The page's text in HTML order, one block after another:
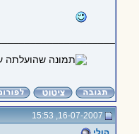
16-07-2007, 15:53